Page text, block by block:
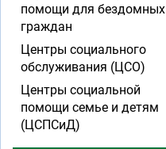
помощи для бездомных
граждан
Центры социального
обслуживания (ЦСО)
Центры социальной
помощи семье и детям
(ЦСПСиД)